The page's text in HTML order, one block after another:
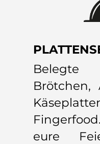
Brötchen,
eure